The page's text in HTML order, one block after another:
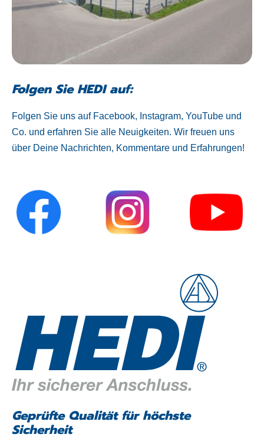
Folgen Sie HEDI auf:
Folgen Sie uns auf Facebook, Instagram, YouTube und
Co. und erfahren Sie alle Neuigkeiten. Wir freuen uns
über Deine Nachrichten, Kommentare und Erfahrungen!
Geprüfte Qualität für höchste
Sicherheit